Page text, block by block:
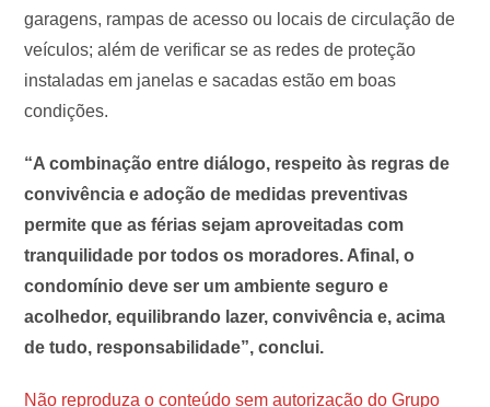
garagens, rampas de acesso ou locais de circulação de
veículos; além de verificar se as redes de proteção
instaladas em janelas e sacadas estão em boas
condições.
“A combinação entre diálogo, respeito às regras de
convivência e adoção de medidas preventivas
permite que as férias sejam aproveitadas com
tranquilidade por todos os moradores. Afinal, o
condomínio deve ser um ambiente seguro e
acolhedor, equilibrando lazer, convivência e, acima
de tudo, responsabilidade”, conclui.
Não reproduza o conteúdo sem autorização do Grupo